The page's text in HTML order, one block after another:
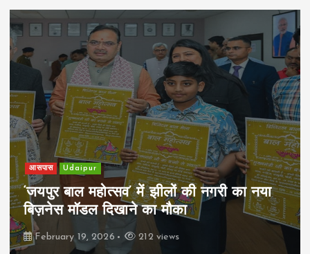
आसपास Udaipur
‘जयपुर बाल महोत्सव’ में झीलों की नगरी का नया
बिज़नेस मॉडल दिखाने का मौका
February 19, 2026 212 views